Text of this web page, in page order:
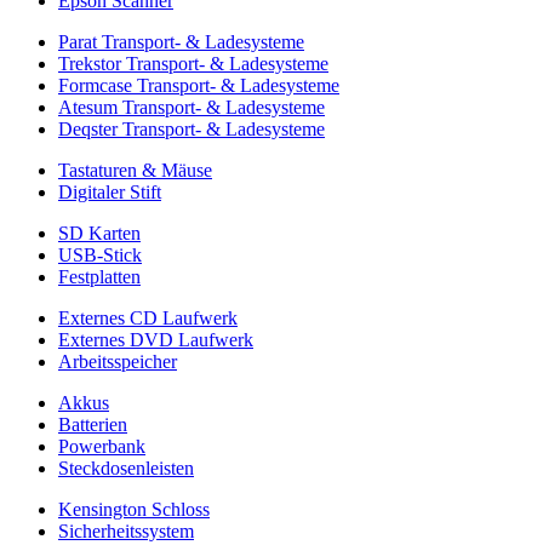
Parat Transport- & Ladesysteme
Trekstor Transport- & Ladesysteme
Formcase Transport- & Ladesysteme
Atesum Transport- & Ladesysteme
Deqster Transport- & Ladesysteme
Tastaturen & Mäuse
Digitaler Stift
SD Karten
USB-Stick
Festplatten
Externes CD Laufwerk
Externes DVD Laufwerk
Arbeitsspeicher
Akkus
Batterien
Powerbank
Steckdosenleisten
Kensington Schloss
Sicherheitssystem